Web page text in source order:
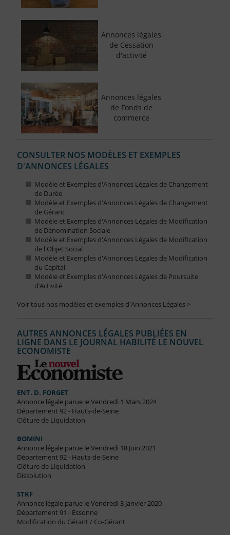
Annonces légales
de Cessation
d'activité
Annonces légales
de Fonds de
commerce
CONSULTER NOS MODÈLES ET EXEMPLES
D'ANNONCES LÉGALES
Modèle et Exemples d'Annonces Légales de Changement
de Durée
Modèle et Exemples d'Annonces Légales de Changement
de Gérant
Modèle et Exemples d'Annonces Légales de Modification
de Dénomination Sociale
Modèle et Exemples d'Annonces Légales de Modification
de l'Objet Social
Modèle et Exemples d'Annonces Légales de Modification
du Capital
Modèle et Exemples d'Annonces Légales de Poursuite
d’Activité
Voir tous nos modèles et exemples d'Annonces Légales >
AUTRES ANNONCES LÉGALES PUBLIÉES EN
LIGNE DANS LE JOURNAL HABILITÉ LE NOUVEL
ECONOMISTE
ENT. D. FORGET
Annonce légale parue le Vendredi 1 Mars 2024
Département 92 - Hauts-de-Seine
Clôture de Liquidation
BOMINI
Annonce légale parue le Vendredi 18 Juin 2021
Département 92 - Hauts-de-Seine
Clôture de Liquidation
Dissolution
STKF
Annonce légale parue le Vendredi 3 Janvier 2020
Département 91 - Essonne
Modification du Gérant / Co-Gérant